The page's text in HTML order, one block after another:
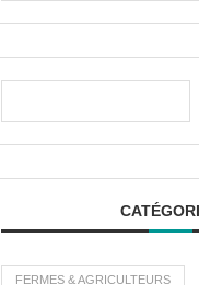
FERMES & AGRICULTEURS